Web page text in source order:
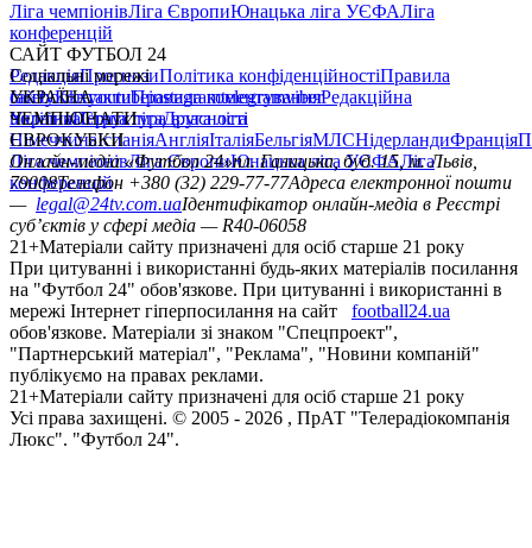
Ліга чемпіонівЛіга ЄвропиЮнацька ліга УЄФАЛіга
конференцій
САЙТ ФУТБОЛ 24
РедакціяПрогнозиПолітика конфіденційностіПравила
сайтуКонтактиПравила коментуванняРедакційна
політикаСтруктура власності
Соціальні мережі
facebookxyoutubeinstagramtelegramviber
УКРАЇНА
УкраїнаПерша лігаДруга ліга
ЧЕМПІОНАТИ
НімеччинаІспаніяАнгліяІталіяБельгіяМЛСНідерландиФранція
ЄВРОКУБКИ
Ліга чемпіонівЛіга ЄвропиЮнацька ліга УЄФАЛіга
конференцій
Онлайн-медіа «Футбол 24»пл. Галицька, буд. 15, м. Львів,
79008Телефон +380 (32) 229-77-77Адреса електронної пошти
— legal@24tv.com.uaІдентифікатор онлайн-медіа в Реєстрі
суб’єктів у сфері медіа — R40-06058
21+Матеріали сайту призначені для осіб старше 21 року
При цитуванні і використанні будь-яких матеріалів посилання
на "Футбол 24" обов'язкове. При цитуванні і використанні в
мережі Інтернет гіперпосилання на сайт
football24.ua
обов'язкове. Матеріали зі знаком "Спецпроект",
"Партнерський матеріал", "Реклама", "Новини компаній"
публікуємо на правах реклами.
21+Матеріали сайту призначені для осіб старше 21 року
Усi права захищенi. © 2005 - 2026 , ПрАТ "Телерадіокомпанія
Люкс". "Футбол 24".